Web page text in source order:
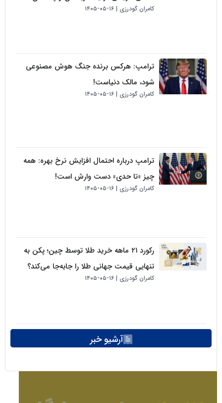
کامران گودرزی ۱۶-۰۵-۱۴۰۵
ترامپ: هرکس برنده جنگ هوش مصنوعی
شود، مالک دنیاست!
کامران گودرزی ۱۶-۰۵-۱۴۰۵
ترامپ درباره احتمال افزایش نرخ بهره: همه
چیز «تا حدی» دست وارش است!
کامران گودرزی ۱۶-۰۵-۱۴۰۵
رکورد ۲۱ ماهه خرید طلا توسط چین؛ پکن به
تنهایی قیمت جهانی طلا را جابه‌جا می‌کند؟
کامران گودرزی ۱۶-۰۵-۱۴۰۵
آرشیو خبر